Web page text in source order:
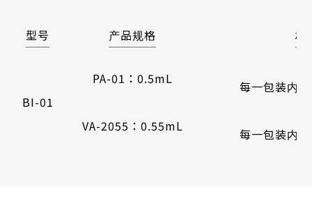
型号 产品规格 标
BI-01
PA-01：0.5mL
每一包装内
VA-2055：0.55mL
每一包装内